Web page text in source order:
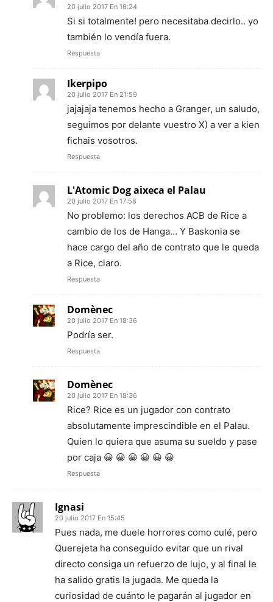
20 julio 2017 En 16:24
Si si totalmente! pero necesitaba decirlo.. yo
también lo vendía fuera.
Respuesta
Ikerpipo
20 julio 2017 En 21:59
jajajaja tenemos hecho a Granger, un saludo,
seguimos por delante vuestro X) a ver a kien
fichais vosotros.
Respuesta
L'Atomic Dog aixeca el Palau
20 julio 2017 En 17:58
No problemo: los derechos ACB de Rice a
cambio de los de Hanga… Y Baskonia se
hace cargo del año de contrato que le queda
a Rice, claro.
Respuesta
Domènec
20 julio 2017 En 18:36
Podría ser.
Respuesta
Domènec
20 julio 2017 En 18:36
Rice? Rice es un jugador con contrato
absolutamente imprescindible en el Palau.
Quien lo quiera que asuma su sueldo y pase
por caja 😀 😀 😀 😀 😀 😀
Respuesta
Ignasi
20 julio 2017 En 15:45
Pues nada, me duele horrores como culé, pero
Querejeta ha conseguido evitar que un rival
directo consiga un refuerzo de lujo, y al final le
ha salido gratis la jugada. Me queda la
curiosidad de cuánto le pagarán al jugador en